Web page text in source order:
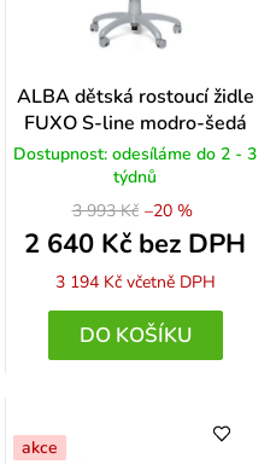
ALBA dětská rostoucí židle
FUXO S-line modro-šedá
hodnocení
produktu
je
5,0
z
5
Dostupnost: odesíláme do 2 - 3
týdnů
3 993 Kč
2 640 Kč bez DPH
3 194 Kč včetně DPH
–20 %
DO KOŠÍKU
akce